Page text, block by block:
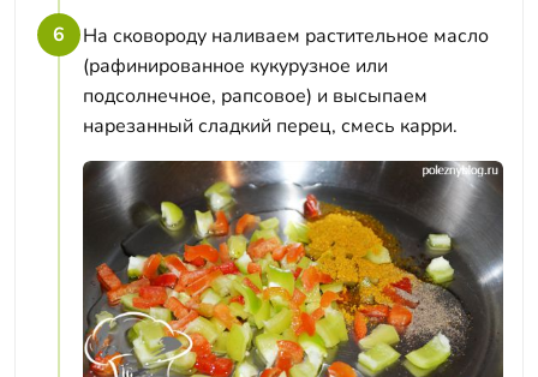
6
На сковороду наливаем растительное масло
(рафинированное кукурузное или
подсолнечное, рапсовое) и высыпаем
нарезанный сладкий перец, смесь карри.